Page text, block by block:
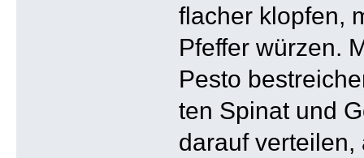
flacher klopfen,
Pfeffer würzen.
Pesto
ten Spinat und
darauf verteilen,